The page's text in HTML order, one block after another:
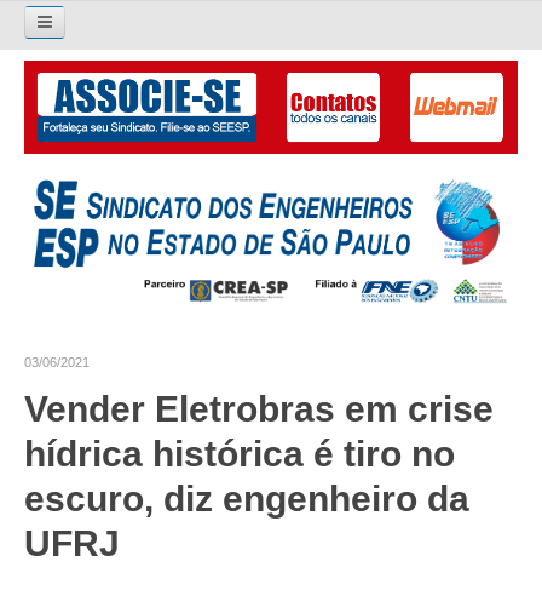
Pesquisar...
O SINDICATO
APRESENTAÇÃO
PALAVRA DO PRESIDENTE
SUBSEDES SINDICAIS
GALERIA EX-PRESIDENTES
ORGANOGRAMA
03/06/2021
Vender Eletrobras em crise
hídrica histórica é tiro no
escuro, diz engenheiro da
UFRJ